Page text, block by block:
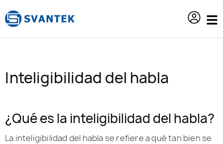
Inteligibilidad del habla
¿Qué es la inteligibilidad del habla?
La inteligibilidad del habla se refiere a qué tan bien se